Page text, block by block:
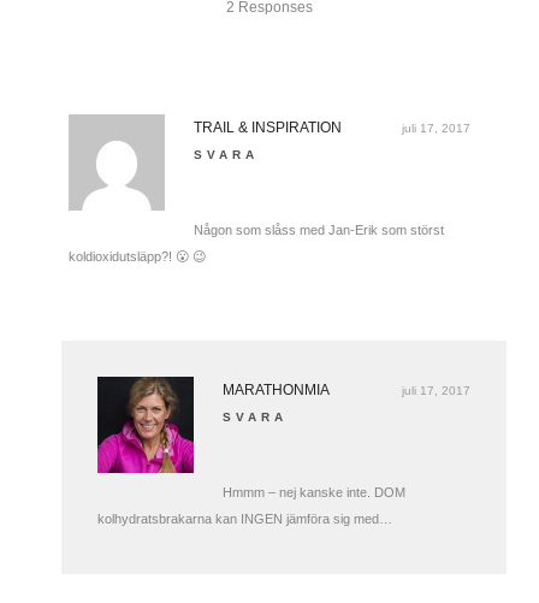
2 Responses
juli 17, 2017
TRAIL & INSPIRATION
SVARA
Någon som slåss med Jan-Erik som störst
koldioxidutsläpp?! 😮 😉
juli 17, 2017
MARATHONMIA
SVARA
Hmmm – nej kanske inte. DOM
kolhydratsbrakarna kan INGEN jämföra sig med…